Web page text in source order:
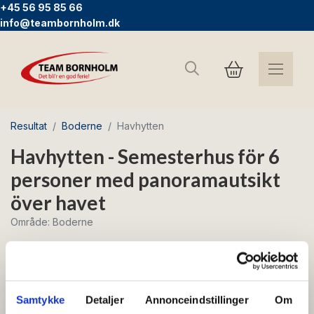
Samtykke Detaljer Annonceindstillinger Om
+45 56 95 85 66
info@teambornholm.dk
Sök
Resultat Boderne Havhytten
Havhytten - Semesterhus för 6
personer med panoramautsikt
över havet
Område: Boderne